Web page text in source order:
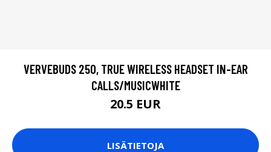
VERVEBUDS 250, TRUE WIRELESS HEADSET IN-EAR
CALLS/MUSICWHITE
20.5 EUR
LISÄTIETOJA